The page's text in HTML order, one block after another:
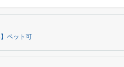
ペット可